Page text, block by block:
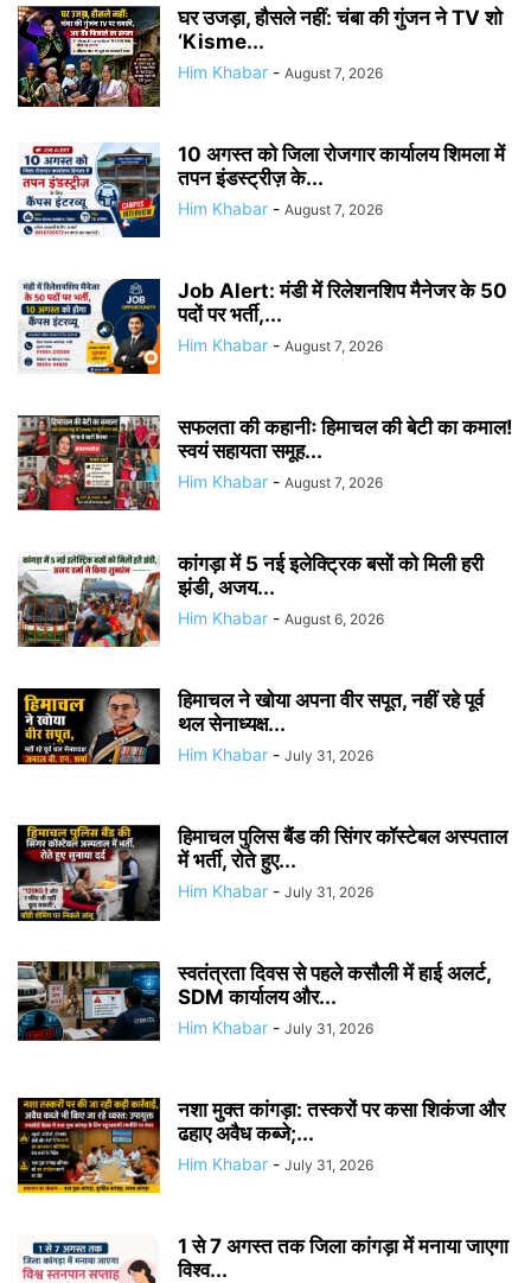
घर उजड़ा, हौसले नहीं: चंबा की गुंजन ने TV शो
‘Kisme...
Him Khabar - August 7, 2026
10 अगस्त को जिला रोजगार कार्यालय शिमला में
तपन इंडस्ट्रीज़ के...
Him Khabar - August 7, 2026
Job Alert: मंडी में रिलेशनशिप मैनेजर के 50
पदों पर भर्ती,...
Him Khabar - August 7, 2026
सफलता की कहानीः हिमाचल की बेटी का कमाल!
स्वयं सहायता समूह...
Him Khabar - August 7, 2026
कांगड़ा में 5 नई इलेक्ट्रिक बसों को मिली हरी
झंडी, अजय...
Him Khabar - August 6, 2026
हिमाचल ने खोया अपना वीर सपूत, नहीं रहे पूर्व
थल सेनाध्यक्ष...
Him Khabar - July 31, 2026
हिमाचल पुलिस बैंड की सिंगर कॉस्टेबल अस्पताल
में भर्ती, रोते हुए...
Him Khabar - July 31, 2026
स्वतंत्रता दिवस से पहले कसौली में हाई अलर्ट,
SDM कार्यालय और...
Him Khabar - July 31, 2026
नशा मुक्त कांगड़ा: तस्करों पर कसा शिकंजा और
ढहाए अवैध कब्जे;...
Him Khabar - July 31, 2026
1 से 7 अगस्त तक जिला कांगड़ा में मनाया जाएगा
विश्व...